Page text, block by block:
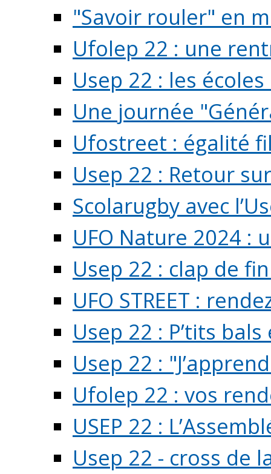
"Savoir rouler" en
Ufolep 22 : une
Usep 22 : les
Une journée
Ufostreet : égalité
Usep 22 : Retour
Scolarugby avec
UFO Nature 2024 :
Usep 22 : clap de
UFO STREET :
Usep 22 : P’tits
Usep 22 :
Ufolep 22 : vos
USEP 22 :
Usep 22 - cross de